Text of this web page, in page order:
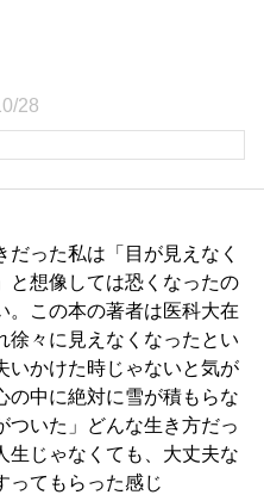
28
った私は「目が見えなく
と想像しては恐くなったの
。この本の著者は医科大在
徐々に見えなくなったとい
いかけた時じゃないと気が
の中に絶対に雪が積もらな
ついた」どんな生き方だっ
生じゃなくても、大丈夫な
ってもらった感じ